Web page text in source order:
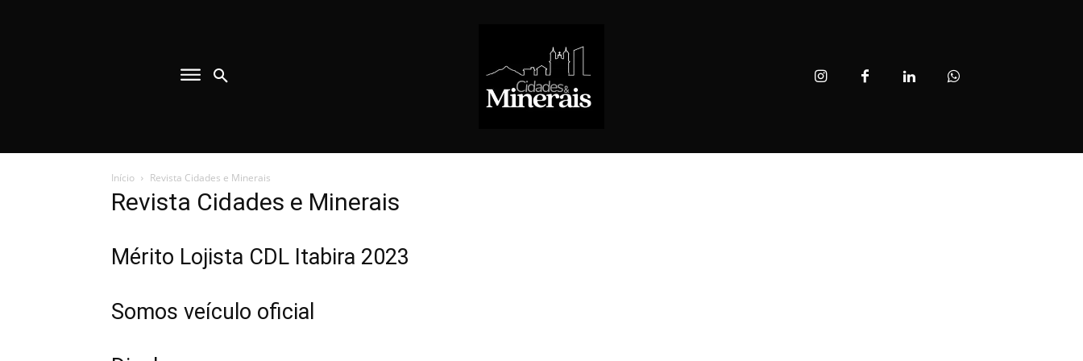
Início Revista Cidades e Minerais
Revista Cidades e Minerais
Mérito Lojista CDL Itabira 2023
Somos veículo oficial